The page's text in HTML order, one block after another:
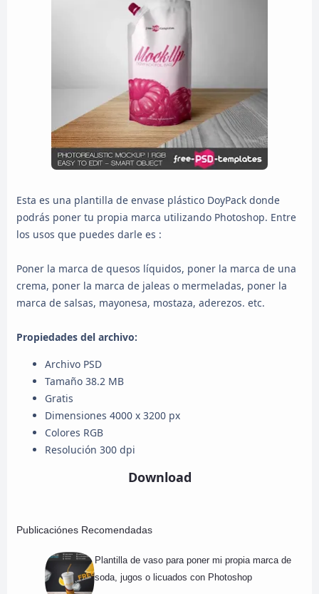
Esta es una plantilla de envase plástico DoyPack donde
podrás poner tu propia marca utilizando Photoshop. Entre
los usos que puedes darle es :
Poner la marca de quesos líquidos, poner la marca de una
crema, poner la marca de jaleas o mermeladas, poner la
marca de salsas, mayonesa, mostaza, aderezos. etc.
Propiedades del archivo:
Archivo PSD
Tamaño 38.2 MB
Gratis
Dimensiones 4000 x 3200 px
Colores RGB
Resolución 300 dpi
Download
Publicaciónes Recomendadas
Plantilla de vaso para poner mi propia marca de
soda, jugos o licuados con Photoshop